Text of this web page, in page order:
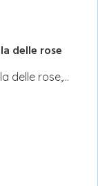
delle rose
delle rose,…